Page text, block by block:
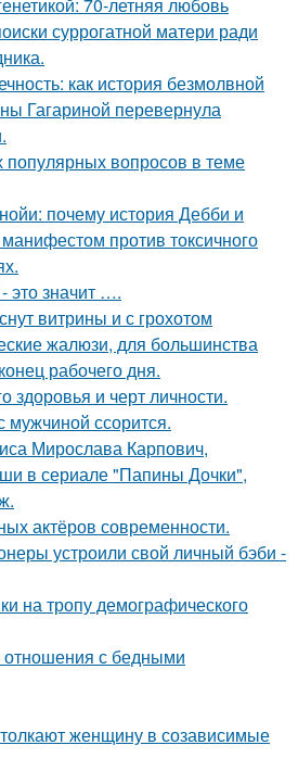
70-летняя любовь
суррогатной матери ради
как история безмолвной
Гагариной перевернула
вопросов в теме
почему история Дебби и
против токсичного
это значит ….
витрины и с грохотом
жалюзи, для большинства
рабочего дня.
здоровья и черт личности.
ссорится.
Мирослава Карпович,
в сериале "Папины Дочки",
актёров современности.
устроили свой личный бэби -
на тропу демографического
отношения с бедными
женщину в созависимые